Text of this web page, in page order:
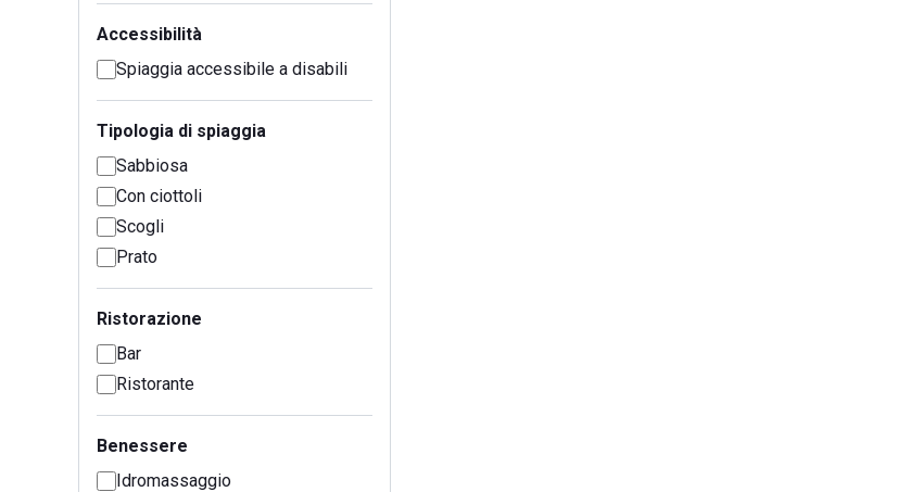
Accessibilità
Spiaggia accessibile a disabili
Tipologia di spiaggia
Sabbiosa
Con ciottoli
Scogli
Prato
Ristorazione
Bar
Ristorante
Benessere
Idromassaggio